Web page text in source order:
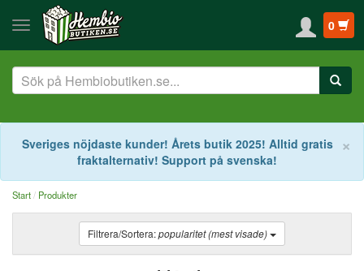
0
×
Sveriges nöjdaste kunder! Årets butik 2025! Alltid gratis
fraktalternativ! Support på svenska!
Start Produkter
Filtrera/Sortera:popularitet (mest visade)